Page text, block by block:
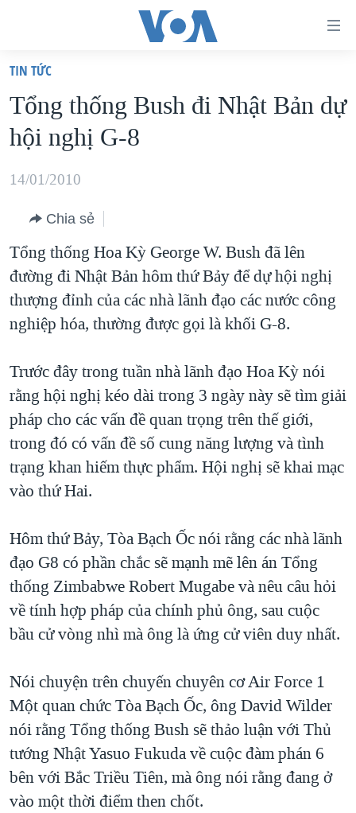
truy
cập
Tới
dung
chính
điều
hướng
chính
Đi
"Tìm"
VIỆT NAM
HOA KỲ
BIỂN ĐÔNG
BLOG
DIỄN ĐÀN
MỤC
TỰ DO BÁO CHÍ
NGƯỜI VIỆT HẢI NGOẠI
ĐỜI SỐNG
KINH TẾ
KHOA HỌC
SỨC KHOẺ
THỂ THAO
GIÁO DỤC
CHUYÊN ĐỀ
HÀNH TRÌNH BẦU CỬ 2024
MỘT NĂM CHIẾN TRANH TẠI DẢI GAZA
GIẢI MÃ VÀNH ĐAI & CON ĐƯỜNG
NGÀY TỊ NẠN THẾ GIỚI
GROUND ZERO – XƯA VÀ NAY
CHI PHÍ CHIẾN TRANH AFGHANISTAN
CÁC GIÁ TRỊ CỘNG HÒA Ở VIỆT NAM
THƯỢNG ĐỈNH TRUMP-KIM TẠI VIỆT NAM
TRỊNH VĨNH BÌNH VS. CHÍNH PHỦ VIỆT NAM
NGƯ DÂN VIỆT VÀ LÀN SÓNG TRỘM HẢI SÂM
BÊN KIA QUỐC LỘ: TIẾNG VỌNG TỪ NÔNG THÔN MỸ
QUAN HỆ VIỆT MỸ
VIDEO
NGHE
MẠNG XÃ HỘI
TIN TỨC
Tổng thống Bush đi Nhật Bản dự
hội nghị G-8
14/01/2010
Chia sẻ
Tổng thống Hoa Kỳ George W. Bush đã lên
đường đi Nhật Bản hôm thứ Bảy để dự hội nghị
thượng đỉnh của các nhà lãnh đạo các nước công
nghiệp hóa, thường được gọi là khối G-8.
Trước đây trong tuần nhà lãnh đạo Hoa Kỳ nói
rằng hội nghị kéo dài trong 3 ngày này sẽ tìm giải
pháp cho các vấn đề quan trọng trên thế giới,
trong đó có vấn đề số cung năng lượng và tình
trạng khan hiếm thực phẩm. Hội nghị sẽ khai mạc
vào thứ Hai.
Hôm thứ Bảy, Tòa Bạch Ốc nói rằng các nhà lãnh
đạo G8 có phần chắc sẽ mạnh mẽ lên án Tổng
thống Zimbabwe Robert Mugabe và nêu câu hỏi
về tính hợp pháp của chính phủ ông, sau cuộc
bầu cử vòng nhì mà ông là ứng cử viên duy nhất.
Nói chuyện trên chuyến chuyên cơ Air Force 1
Một quan chức Tòa Bạch Ốc, ông David Wilder
nói rằng Tổng thống Bush sẽ thảo luận với Thủ
tướng Nhật Yasuo Fukuda về cuộc đàm phán 6
bên với Bắc Triều Tiên, mà ông nói rằng đang ở
vào một thời điểm then chốt.